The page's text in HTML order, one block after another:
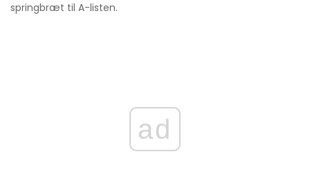
springbræt til A-listen.
ad